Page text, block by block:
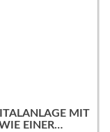
MIT
EINER